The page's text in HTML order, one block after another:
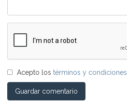
Acepto los términos y condiciones
Guardar comentario